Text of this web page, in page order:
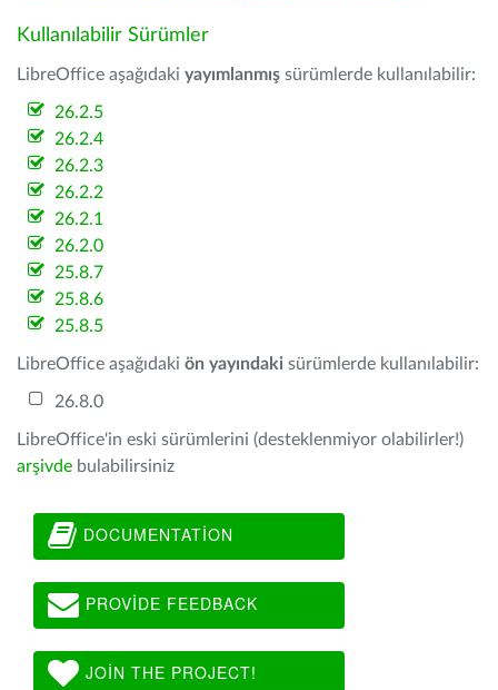
Kullanılabilir Sürümler
LibreOffice aşağıdaki yayımlanmış sürümlerde kullanılabilir:
26.2.5
26.2.4
26.2.3
26.2.2
26.2.1
26.2.0
25.8.7
25.8.6
25.8.5
LibreOffice aşağıdaki ön yayındaki sürümlerde kullanılabilir:
26.8.0
LibreOffice'in eski sürümlerini (desteklenmiyor olabilirler!)
arşivde bulabilirsiniz
DOCUMENTATION
PROVIDE FEEDBACK
JOIN THE PROJECT!